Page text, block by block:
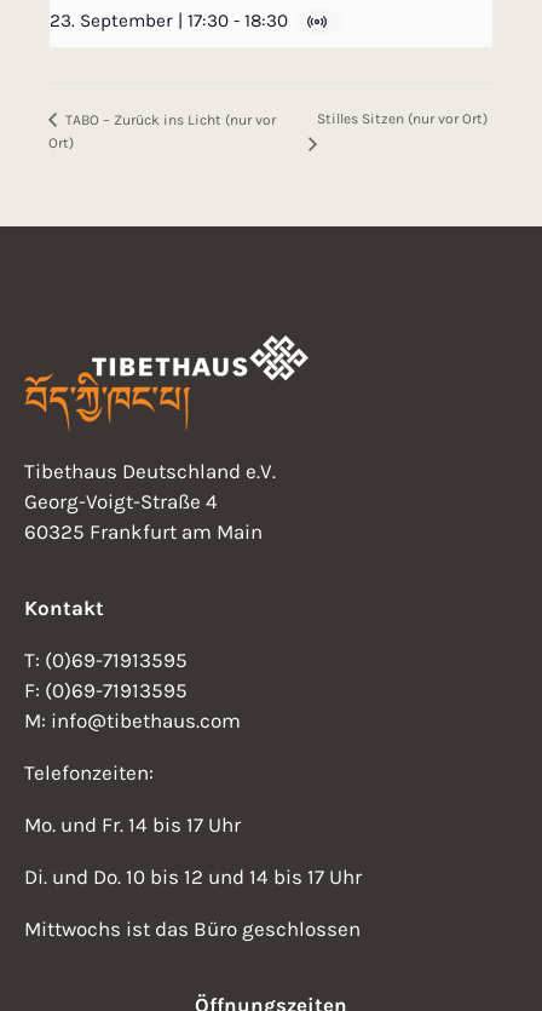
23. September | 17:30 - 18:30
TABO – Zurück ins Licht (nur vor
Ort)
Stilles Sitzen (nur vor Ort)
Tibethaus Deutschland e.V.
Georg-Voigt-Straße 4
60325 Frankfurt am Main
Kontakt
T: (0)69-71913595
F: (0)69-71913595
M: info@tibethaus.com
Telefonzeiten:
Mo. und Fr. 14 bis 17 Uhr
Di. und Do. 10 bis 12 und 14 bis 17 Uhr
Mittwochs ist das Büro geschlossen
Öffnungszeiten